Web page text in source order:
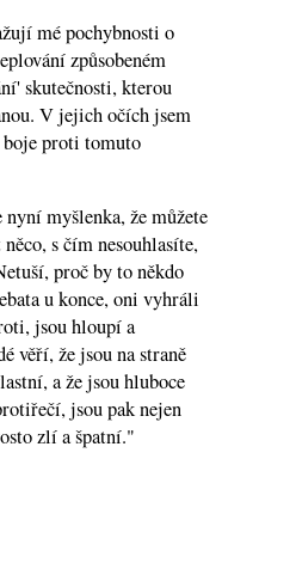
mé pochybnosti o
způsobeném
skutečnosti, kterou
V jejich očích jsem
boje proti tomuto
myšlenka, že můžete
s čím nesouhlasíte,
proč by to někdo
u konce, oni vyhráli
jsou hloupí a
věří, že jsou na straně
a že jsou hluboce
jsou pak nejen
zlí a špatní."